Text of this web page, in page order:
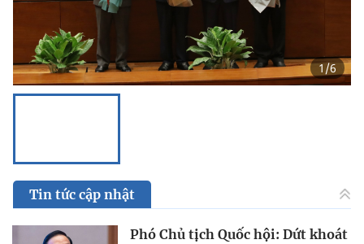
1/6
Tin tức cập nhật
Phó Chủ tịch Quốc hội: Dứt khoát